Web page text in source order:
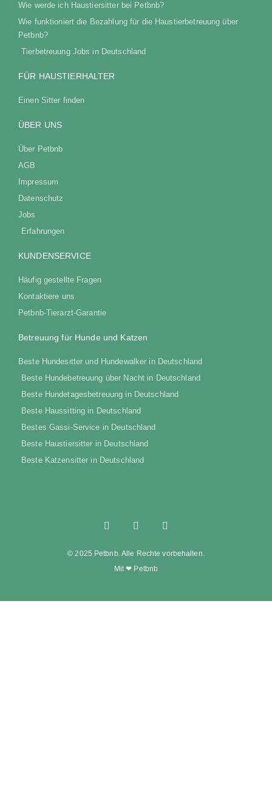
Wie werde ich Haustiersitter bei Petbnb?
Wie funktioniert die Bezahlung für die Haustierbetreuung über
Petbnb?
Tierbetreuung Jobs in Deutschland
FÜR HAUSTIERHALTER
Einen Sitter finden
ÜBER UNS
Über Petbnb
AGB
Impressum
Datenschutz
Jobs
Erfahrungen
KUNDENSERVICE
Häufig gestellte Fragen
Kontaktiere uns
Petbnb-Tierarzt-Garantie
Betreuung für Hunde und Katzen
Beste Hundesitter und Hundewalker in Deutschland
Beste Hundebetreuung über Nacht in Deutschland
Beste Hundetagesbetreuung in Deutschland
Beste Haussitting in Deutschland
Bestes Gassi-Service in Deutschland
Beste Haustiersitter in Deutschland
Beste Katzensitter in Deutschland
© 2025 Petbnb. Alle Rechte vorbehalten.
Mit ❤ Petbnb